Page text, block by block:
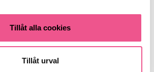
Tillåt alla cookies
Tillåt urval